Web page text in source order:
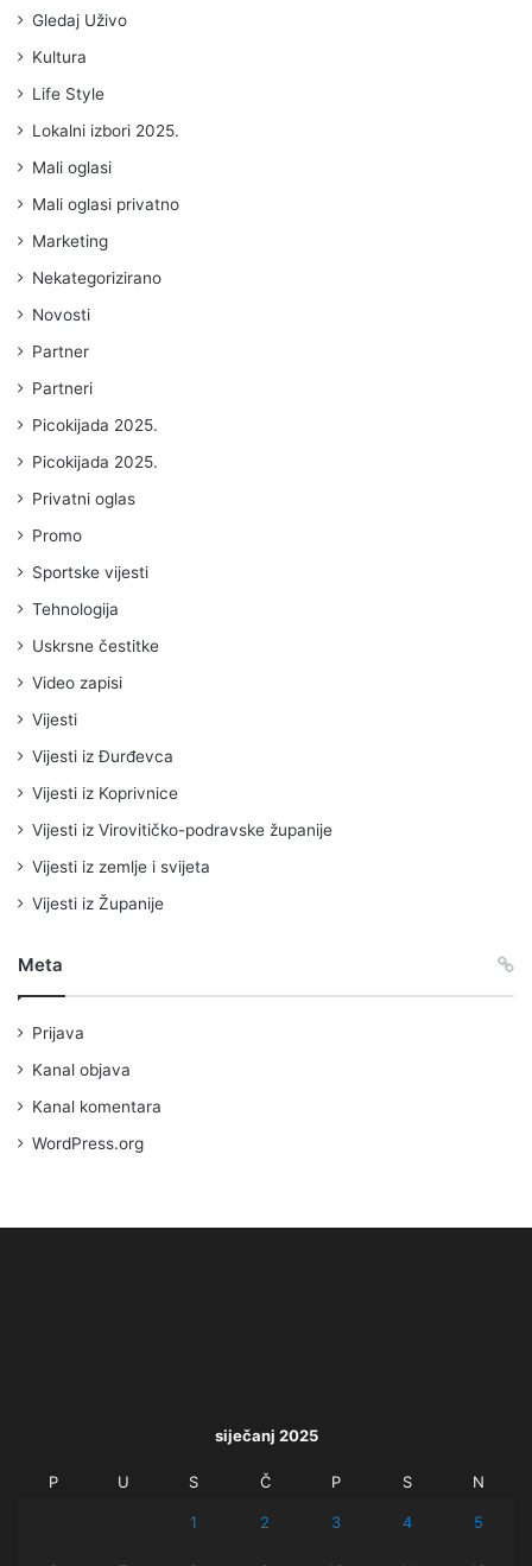
Gledaj Uživo
Kultura
Life Style
Lokalni izbori 2025.
Mali oglasi
Mali oglasi privatno
Marketing
Nekategorizirano
Novosti
Partner
Partneri
Picokijada 2025.
Picokijada 2025.
Privatni oglas
Promo
Sportske vijesti
Tehnologija
Uskrsne čestitke
Video zapisi
Vijesti
Vijesti iz Đurđevca
Vijesti iz Koprivnice
Vijesti iz Virovitičko-podravske županije
Vijesti iz zemlje i svijeta
Vijesti iz Županije
Meta
Prijava
Kanal objava
Kanal komentara
WordPress.org
siječanj 2025
P U S Č P S N
1 2 3 4 5